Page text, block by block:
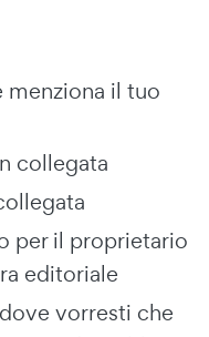
il tuo
collegata
per il proprietario
editoriale
vorresti che